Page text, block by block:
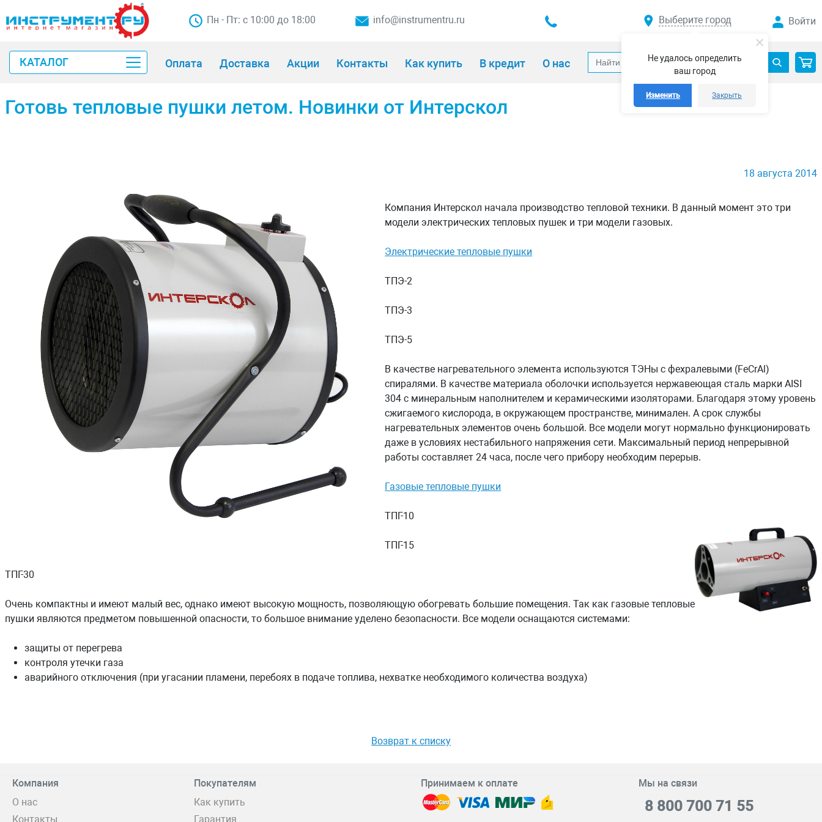
Не удалось определить
ваш город
Изменить Закрыть
Пн - Пт: с 10:00 до 18:00 info@instrumentru.ru Выберите город Войти
КАТАЛОГ Оплата Доставка Акции Контакты Как купить В кредит О нас
Готовь тепловые пушки летом. Новинки от Интерскол
18 августа 2014
Компания Интерскол начала производство тепловой техники. В данный момент это три
модели электрических тепловых пушек и три модели газовых.
Электрические тепловые пушки
ТПЭ-2
ТПЭ-3
ТПЭ-5
В качестве нагревательного элемента используются ТЭНы с фехралевыми (FeCrAl)
спиралями. В качестве материала оболочки используется нержавеющая сталь марки AISI
304 с минеральным наполнителем и керамическими изоляторами. Благодаря этому уровень
сжигаемого кислорода, в окружающем пространстве, минимален. А срок службы
нагревательных элементов очень большой. Все модели могут нормально функционировать
даже в условиях нестабильного напряжения сети. Максимальный период непрерывной
работы составляет 24 часа, после чего прибору необходим перерыв.
Газовые тепловые пушки
ТПГ-10
ТПГ-15
ТПГ-30
Очень компактны и имеют малый вес, однако имеют высокую мощность, позволяющую обогревать большие помещения. Так как газовые тепловые
пушки являются предметом повышенной опасности, то большое внимание уделено безопасности. Все модели оснащаются системами:
защиты от перегрева
контроля утечки газа
аварийного отключения (при угасании пламени, перебоях в подаче топлива, нехватке необходимого количества воздуха)
Возврат к списку
Компания
О нас
Контакты
Покупателям
Как купить
Гарантия
Принимаем к оплате Мы на связи
8 800 700 71 55